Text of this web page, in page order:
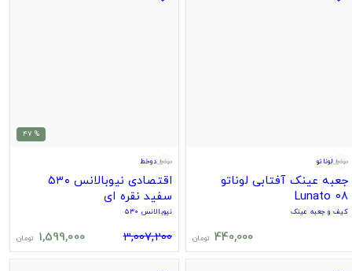
لوناتو
جعبه عینک آفتابی لوناتو
Lunato 08
کیف و جعبه عینک
440,000 تومان
% 47
دوخط
اقتصادی نیوبالانس ۵۳۰
سفید نقره ای
نیوبالانس ۵۳۰
3,007,200
1,599,000 تومان